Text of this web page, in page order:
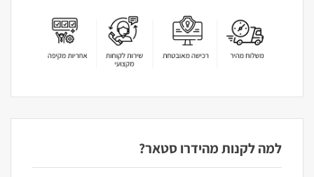
למה לקנות מהידרו סטאר?